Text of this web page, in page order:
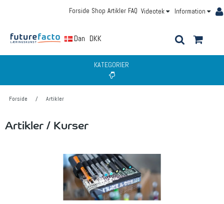
Information
Videotek
FAQ
Artikler
Shop
Forside
DanskDKK
KATEGORIER
Forside / Artikler
Artikler / Kurser